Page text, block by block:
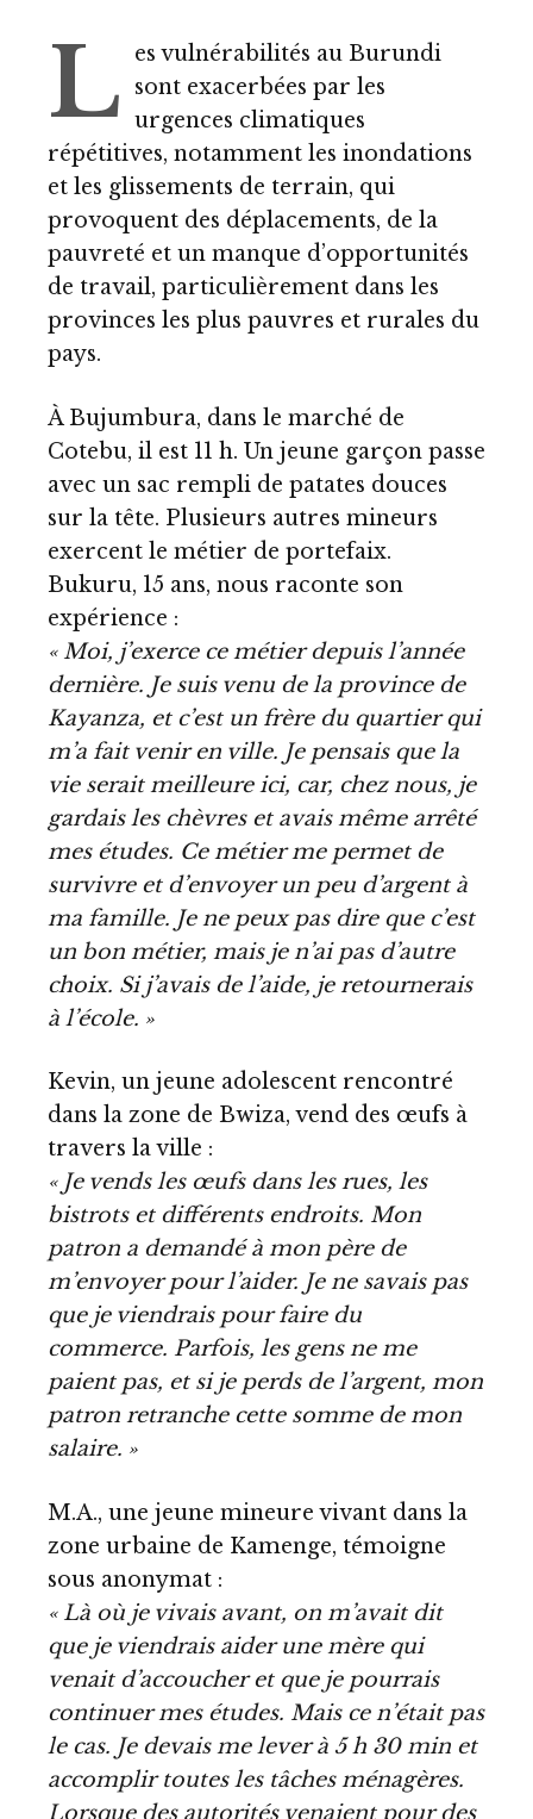
L
es vulnérabilités au Burundi
sont exacerbées par les
urgences climatiques
répétitives, notamment les inondations
et les glissements de terrain, qui
provoquent des déplacements, de la
pauvreté et un manque d’opportunités
de travail, particulièrement dans les
provinces les plus pauvres et rurales du
pays.
À Bujumbura, dans le marché de
Cotebu, il est 11 h. Un jeune garçon passe
avec un sac rempli de patates douces
sur la tête. Plusieurs autres mineurs
exercent le métier de portefaix.
Bukuru, 15 ans, nous raconte son
expérience :
« Moi, j’exerce ce métier depuis l’année
dernière. Je suis venu de la province de
Kayanza, et c’est un frère du quartier qui
m’a fait venir en ville. Je pensais que la
vie serait meilleure ici, car, chez nous, je
gardais les chèvres et avais même arrêté
mes études. Ce métier me permet de
survivre et d’envoyer un peu d’argent à
ma famille. Je ne peux pas dire que c’est
un bon métier, mais je n’ai pas d’autre
choix. Si j’avais de l’aide, je retournerais
à l’école. »
Kevin, un jeune adolescent rencontré
dans la zone de Bwiza, vend des œufs à
travers la ville :
« Je vends les œufs dans les rues, les
bistrots et différents endroits. Mon
patron a demandé à mon père de
m’envoyer pour l’aider. Je ne savais pas
que je viendrais pour faire du
commerce. Parfois, les gens ne me
paient pas, et si je perds de l’argent, mon
patron retranche cette somme de mon
salaire. »
M.A., une jeune mineure vivant dans la
zone urbaine de Kamenge, témoigne
sous anonymat :
« Là où je vivais avant, on m’avait dit
que je viendrais aider une mère qui
venait d’accoucher et que je pourrais
continuer mes études. Mais ce n’était pas
le cas. Je devais me lever à 5 h 30 min et
accomplir toutes les tâches ménagères.
Lorsque des autorités venaient pour des